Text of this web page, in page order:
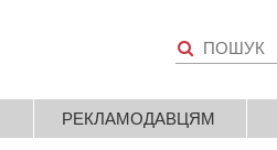
РЕКЛАМОДАВЦЯМ